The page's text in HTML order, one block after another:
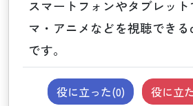
スマートフォンやタブレッ
マ・アニメなどを視聴でき
です。
役に立った(0) 役に立